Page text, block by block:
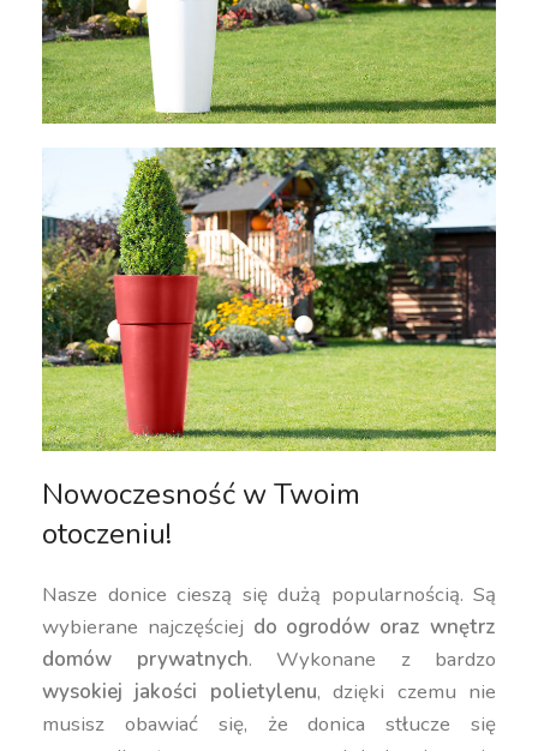
Nowoczesność w Twoim
otoczeniu!
Nasze donice cieszą się dużą popularnością. Są
wybierane najczęściej do ogrodów oraz wnętrz
domów prywatnych. Wykonane z bardzo
wysokiej jakości polietylenu, dzięki czemu nie
musisz obawiać się, że donica stłucze się